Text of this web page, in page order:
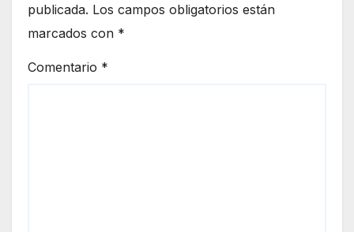
publicada. Los campos obligatorios están
marcados con *
Comentario *